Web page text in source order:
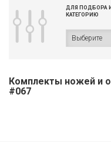
ДЛЯ ПОДБОРА
КАТЕГОРИЮ
Комплекты ножей и
#067